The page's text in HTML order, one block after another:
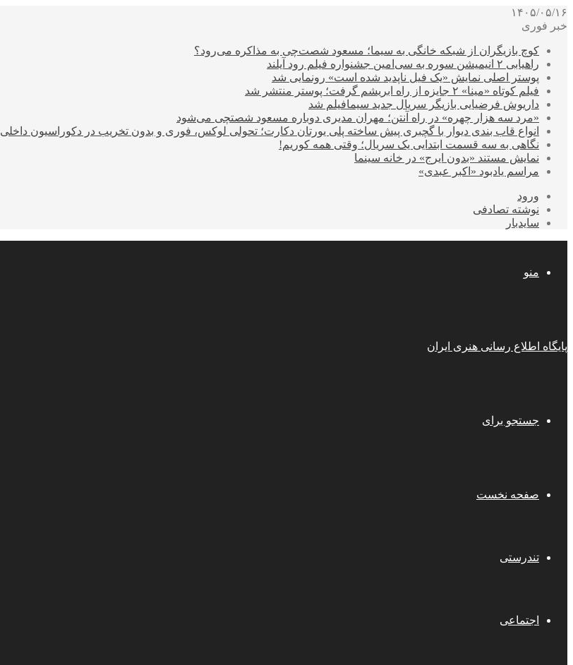
۱۴۰۵/۰۵/۱۶
خبر فوری
کوچ بازیگران از شبکه خانگی به سیما؛ مسعود شصت‌چی به مذاکره می‌رود؟
راهیابی ۲ انیمیشن سوره به سی‌امین جشنواره فیلم رود آیلند
پوستر اصلی نمایش «یک فیل ناپدید شده است» رونمایی شد
فیلم کوتاه «مینا» ۲ جایزه از راه ابریشم گرفت؛ پوستر منتشر شد
داریوش فرضیایی بازیگر سریال جدید سیمافیلم شد
«مرد سه هزار چهره» در راه آنتن؛ مهران مدیری دوباره مسعود شصتچی می‌شود
انواع قاب بندی دیوار با گچبری پیش ساخته پلی یورتان دکارت؛ تحولی لوکس، فوری و بدون تخریب در دکوراسیون داخلی
نگاهی به سه قسمت ابتدایی یک سریال؛ وقتی همه کوریم!
نمایش مستند «بدون ایرج» در خانه سینما
مراسم یادبود «اکبر عبدی»
ورود
نوشته تصادفی
سایدبار
منو
پایگاه اطلاع رسانی هنری ایران
جستجو برای
صفحه نخست
تندرستی
اجتماعی